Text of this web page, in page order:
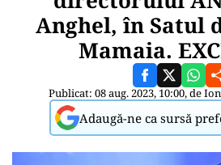
Anghel, în Satul
Mamaia.
Publicat: 08 aug. 2023, 10:00, de
Adaugă-ne ca sursă